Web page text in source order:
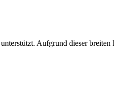
Aufgrund dieser